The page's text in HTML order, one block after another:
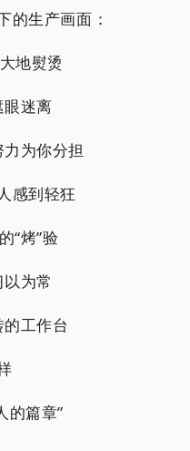
的生产画面：
地熨烫
迷离
为你分担
感到轻狂
“烤”验
为常
工作台
的篇章”